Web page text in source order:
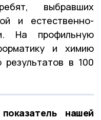
выбравших
и естественно-
На профильную
и химию
результатов в 100
нашей